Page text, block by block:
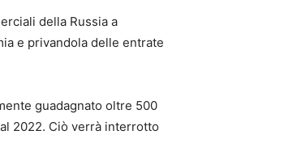
della Russia a
e privandola delle entrate
guadagnato oltre 500
2022. Ciò verrà interrotto